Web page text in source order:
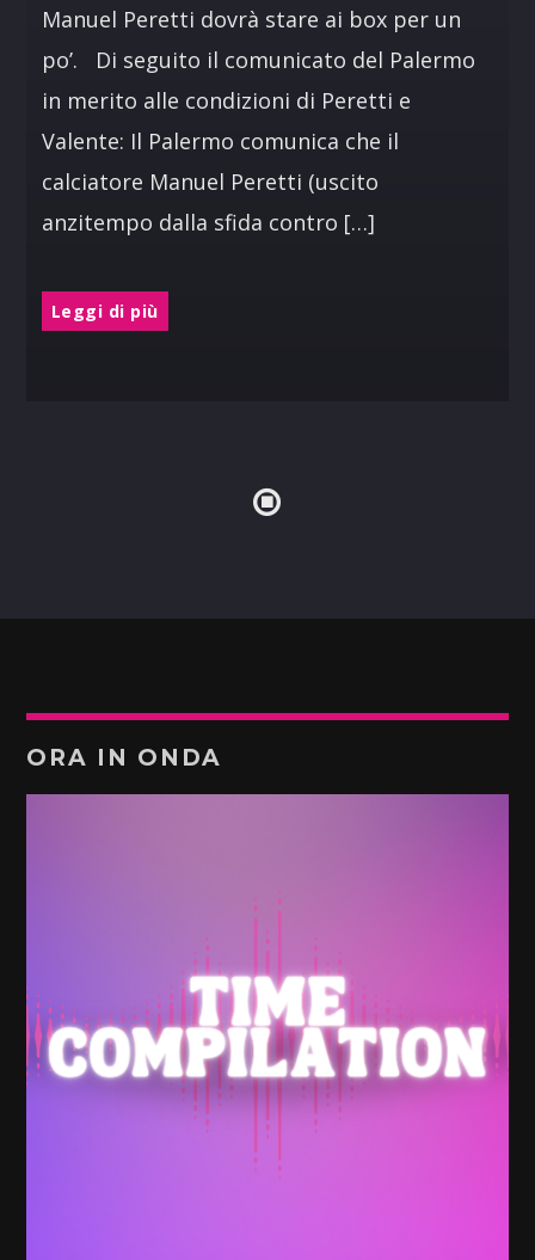
Manuel Peretti dovrà stare ai box per un
po’. Di seguito il comunicato del Palermo
in merito alle condizioni di Peretti e
Valente: Il Palermo comunica che il
calciatore Manuel Peretti (uscito
anzitempo dalla sfida contro […]
Leggi di più
ORA IN ONDA